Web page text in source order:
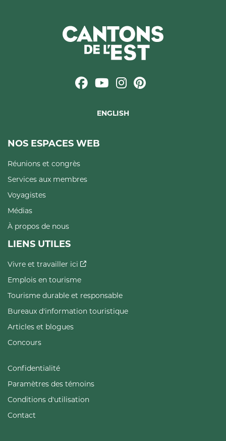
ENGLISH
NOS ESPACES WEB
Réunions et congrès
Services aux membres
Voyagistes
Médias
À propos de nous
LIENS UTILES
Vivre et travailler ici
Emplois en tourisme
Tourisme durable et responsable
Bureaux d'information touristique
Articles et blogues
Concours
Confidentialité
Paramètres des témoins
Conditions d'utilisation
Contact